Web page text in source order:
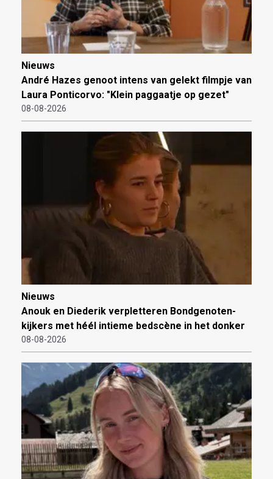
Nieuws
André Hazes genoot intens van gelekt filmpje van
Laura Ponticorvo: "Klein paggaatje op gezet"
08-08-2026
Nieuws
Anouk en Diederik verpletteren Bondgenoten-
kijkers met héél intieme bedscène in het donker
08-08-2026